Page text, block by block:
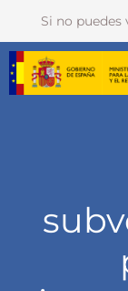
Si no